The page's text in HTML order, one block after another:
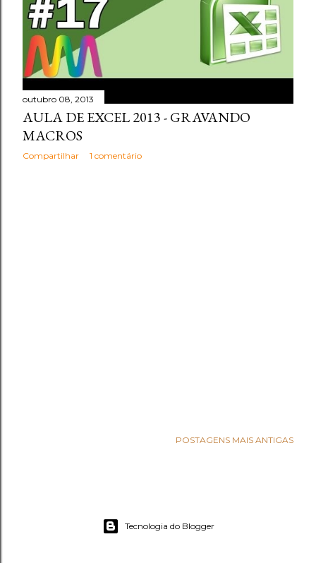
outubro 08, 2013
AULA DE EXCEL 2013 - GRAVANDO
MACROS
Compartilhar 1 comentário
POSTAGENS MAIS ANTIGAS
Tecnologia do Blogger